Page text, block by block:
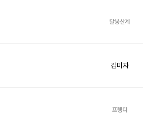
달봉산계
김미자
프렝디